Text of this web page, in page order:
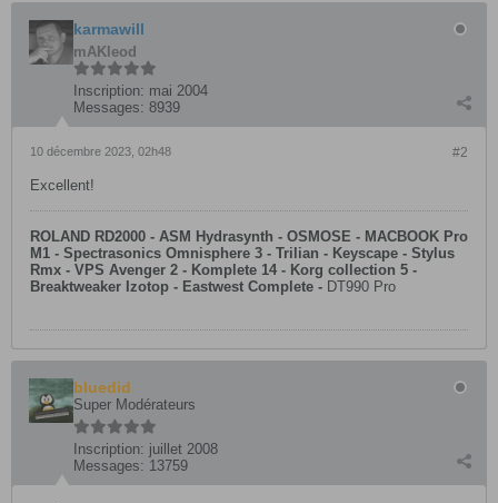
karmawill
mAKleod
Inscription: mai 2004
Messages: 8939
#2
10 décembre 2023, 02h48
Excellent!
ROLAND RD2000 - ASM Hydrasynth - OSMOSE - MACBOOK Pro
M1 - Spectrasonics Omnisphere 3 - Trilian - Keyscape - Stylus
Rmx - VPS Avenger 2 - Komplete 14 - Korg collection 5 -
Breaktweaker Izotop - Eastwest Complete - DT990 Pro
bluedid
Super Modérateurs
Inscription: juillet 2008
Messages: 13759